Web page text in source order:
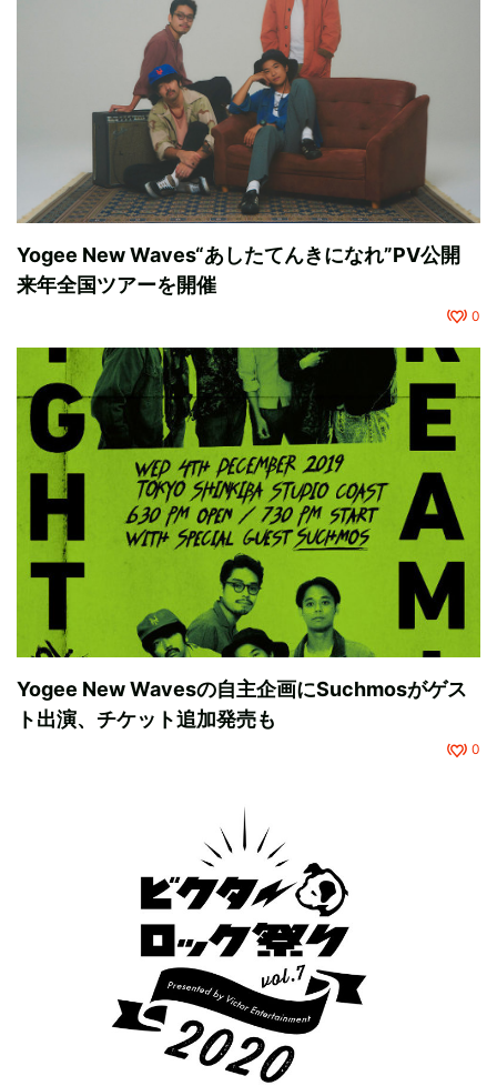
Yogee New Waves“あしたてんきになれ”PV公開
来年全国ツアーを開催
0
Yogee New Wavesの自主企画にSuchmosがゲス
ト出演、チケット追加発売も
0